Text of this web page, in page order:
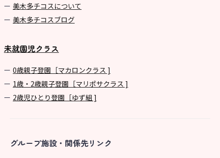
美⽊多チコスについて
美⽊多チコスブログ
未就園児クラス
0歳親子登園［マカロンクラス ]
1歳・2歳親子登園［マリポサクラス ]
2歳児ひとり登園［ゆず組 ]
グループ施設・関係先リンク